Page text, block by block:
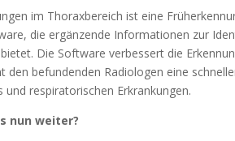
im Thoraxbereich ist eine
die ergänzende Informationen zur
Die Software verbessert die
den befundenden Radiologen eine
und respiratorischen Erkrankungen.
nun weiter?